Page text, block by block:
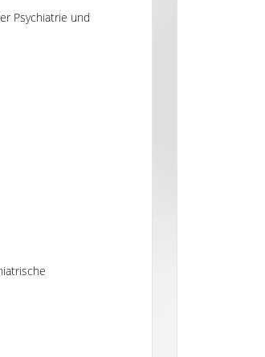
Psychiatrie und